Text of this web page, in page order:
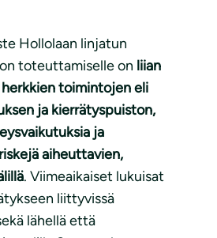
Hollolaan linjatun
toteuttamiselle on liian
toimintojen eli
ja kierrätyspuiston,
ja
aiheuttavien,
. Viimeaikaiset lukuisat
liittyvissä
lähellä että